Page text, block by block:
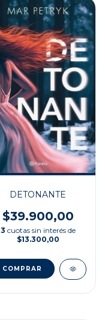
DETONANTE
$39.900,00
3 cuotas sin interés de
$13.300,00